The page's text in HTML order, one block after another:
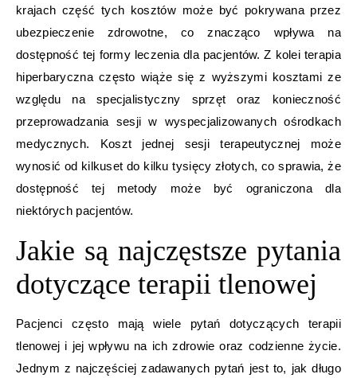
krajach część tych kosztów może być pokrywana przez
ubezpieczenie zdrowotne, co znacząco wpływa na
dostępność tej formy leczenia dla pacjentów. Z kolei terapia
hiperbaryczna często wiąże się z wyższymi kosztami ze
względu na specjalistyczny sprzęt oraz konieczność
przeprowadzania sesji w wyspecjalizowanych ośrodkach
medycznych. Koszt jednej sesji terapeutycznej może
wynosić od kilkuset do kilku tysięcy złotych, co sprawia, że
dostępność tej metody może być ograniczona dla
niektórych pacjentów.
Jakie są najczęstsze pytania
dotyczące terapii tlenowej
Pacjenci często mają wiele pytań dotyczących terapii
tlenowej i jej wpływu na ich zdrowie oraz codzienne życie.
Jednym z najczęściej zadawanych pytań jest to, jak długo